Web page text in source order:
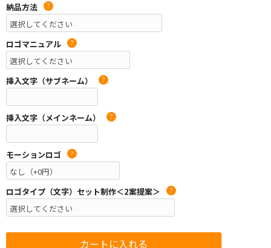
納品方法 ?
ロゴマニュアル ?
挿入文字（サブネーム） ?
挿入文字（メインネーム） ?
モーションロゴ ?
ロゴタイプ（文字）セット制作＜2案提案＞ ?